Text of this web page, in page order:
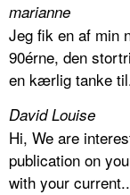
marianne
Jeg fik en af min
90érne, den
en kærlig tanke
David Louise
Hi, We are
publication on
with your